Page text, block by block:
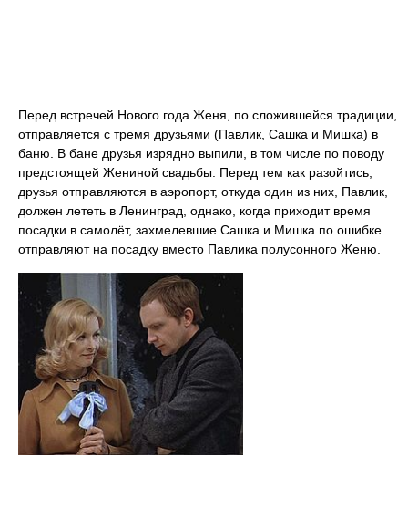
Перед встречей Нового года Женя, по сложившейся традиции,
отправляется с тремя друзьями (Павлик, Сашка и Мишка) в
баню. В бане друзья изрядно выпили, в том числе по поводу
предстоящей Жениной свадьбы. Перед тем как разойтись,
друзья отправляются в аэропорт, откуда один из них, Павлик,
должен лететь в Ленинград, однако, когда приходит время
посадки в самолёт, захмелевшие Сашка и Мишка по ошибке
отправляют на посадку вместо Павлика полусонного Женю.